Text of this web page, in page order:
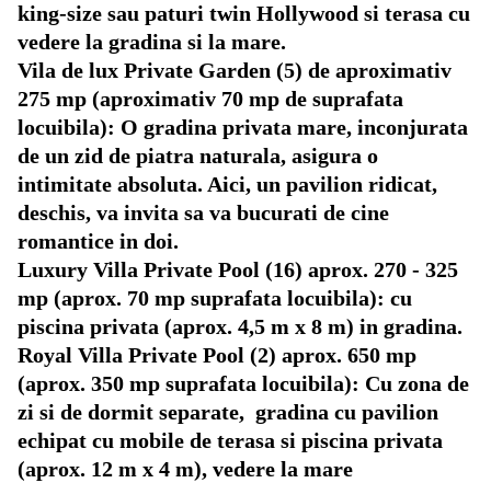
king-size sau paturi twin Hollywood si terasa cu
vedere la gradina si la mare.
Vila de lux Private Garden (5) de aproximativ
275 mp (aproximativ 70 mp de suprafata
locuibila): O gradina privata mare, inconjurata
de un zid de piatra naturala, asigura o
intimitate absoluta. Aici, un pavilion ridicat,
deschis, va invita sa va bucurati de cine
romantice in doi.
Luxury Villa Private Pool (16) aprox. 270 - 325
mp (aprox. 70 mp suprafata locuibila): cu
piscina privata (aprox. 4,5 m x 8 m) in gradina.
Royal Villa Private Pool (2) aprox. 650 mp
(aprox. 350 mp suprafata locuibila): Cu zona de
zi si de dormit separate, gradina cu pavilion
echipat cu mobile de terasa si piscina privata
(aprox. 12 m x 4 m), vedere la mare